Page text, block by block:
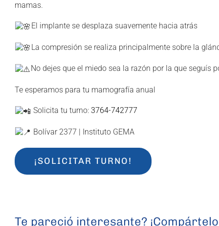
mamas.
El implante se desplaza suavemente hacia atrás
La compresión se realiza principalmente sobre la
No dejes que el miedo sea la razón por la que seguís
Te esperamos para tu mamografía anual
Solicita tu turno:3764-742777
Bolívar 2377 | Instituto GEMA
¡SOLICITAR TURNO!
Te pareció interesante?